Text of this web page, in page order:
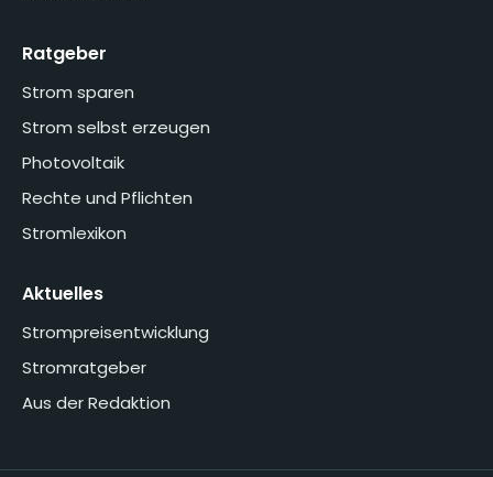
Ratgeber
Strom sparen
Strom selbst erzeugen
Photovoltaik
Rechte und Pflichten
Stromlexikon
Aktuelles
Strompreisentwicklung
Stromratgeber
Aus der Redaktion